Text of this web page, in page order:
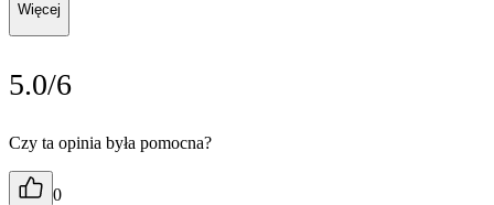
Więcej
5.0/6
Czy ta opinia była pomocna?
0